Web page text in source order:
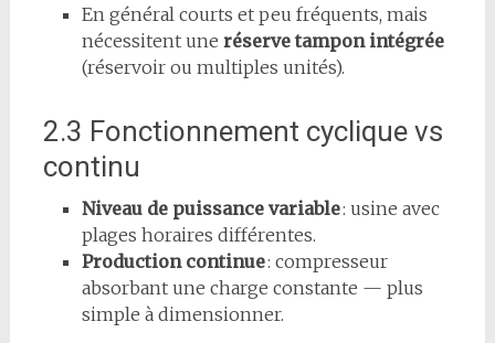
En général courts et peu fréquents, mais
nécessitent une réserve tampon intégrée
(réservoir ou multiples unités).
2.3 Fonctionnement cyclique vs
continu
Niveau de puissance variable: usine avec
plages horaires différentes.
Production continue: compresseur
absorbant une charge constante — plus
simple à dimensionner.